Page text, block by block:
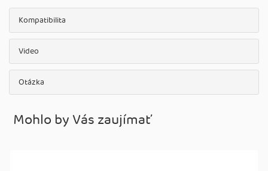
Kompatibilita
Video
Otázka
Mohlo by Vás zaujímať